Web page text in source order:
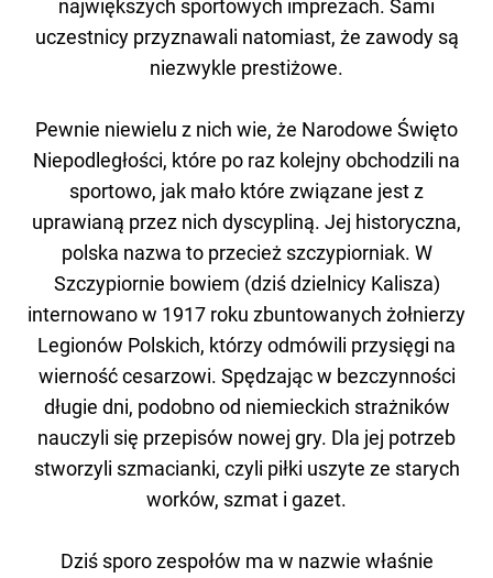
największych sportowych imprezach. Sami
uczestnicy przyznawali natomiast, że zawody są
niezwykle prestiżowe.
Pewnie niewielu z nich wie, że Narodowe Święto
Niepodległości, które po raz kolejny obchodzili na
sportowo, jak mało które związane jest z
uprawianą przez nich dyscypliną. Jej historyczna,
polska nazwa to przecież szczypiorniak. W
Szczypiornie bowiem (dziś dzielnicy Kalisza)
internowano w 1917 roku zbuntowanych żołnierzy
Legionów Polskich, którzy odmówili przysięgi na
wierność cesarzowi. Spędzając w bezczynności
długie dni, podobno od niemieckich strażników
nauczyli się przepisów nowej gry. Dla jej potrzeb
stworzyli szmacianki, czyli piłki uszyte ze starych
worków, szmat i gazet.
Dziś sporo zespołów ma w nazwie właśnie